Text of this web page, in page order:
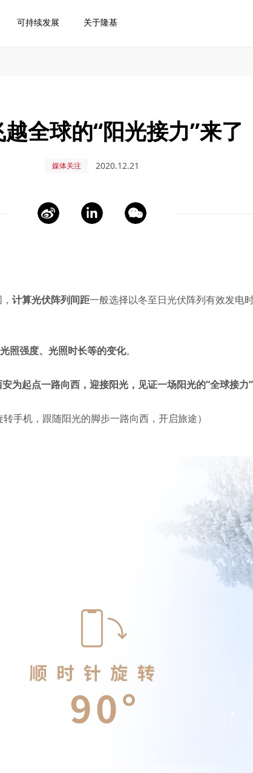
可持续发展 关于隆基
全球的“阳光接力”来了
媒体关注 2020.12.21
计算光伏阵列间距一般选择以冬至日光伏阵列有效发电
光照强度、光照时长等的变化。
安为起点一路向西，迎接阳光，见证一场阳光的“全球接力”
转手机，跟随阳光的脚步一路向西，开启旅途）